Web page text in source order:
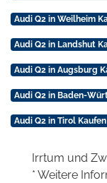
Audi Q2 in Weilheim
Audi Q2 in Landshut
Audi Q2 in Augsburg
Audi Q2 in Baden-
Audi Q2 in Tirol
Irrtum und
* Weitere